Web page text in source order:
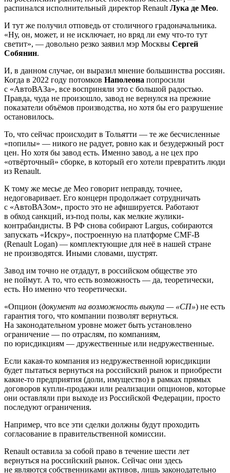
распинался исполнительный директор Renault Лука де Мео.
И тут же получил отповедь от столичного градоначальника.
«Ну, он, может, и не исключает, но вряд ли ему что-то тут
светит», — довольно резко заявил мэр Москвы Сергей
Собянин.
И, в данном случае, он выразил мнение большинства россиян.
Когда в 2022 году потомков Наполеона попросили
с «АвтоВАЗа», все восприняли это с большой радостью.
Правда, чуда не произошло, завод не вернулся на прежние
показатели объёмов производства, но хотя бы его разрушение
остановилось.
То, что сейчас происходит в Тольятти — те же бесчисленные
«попилы» — никого не радует, ровно как и безудержный рост
цен. Но хотя бы завод есть. Именно завод, а не цех про
«отвёрточный» сборке, в который его хотели превратить люди
из Renault.
К тому же месье де Мео говорит неправду, точнее,
недоговаривает. Его концерн продолжает сотрудничать
с «АвтоВАЗом», просто это не афишируется. Работают
в обход санкций, из-под полы, как мелкие жулики-
контрабандисты. В РФ снова собирают Largus, собираются
запускать «Искру», построенную на платформе CMF-B
(Renault Logan) — комплектующие для неё в нашей стране
не производятся. Иными словами, шустрят.
Завод им точно не отдадут, в российском обществе это
не поймут. А то, что есть возможность — да, теоретически,
есть. Но именно что теоретически.
«Опцион (документ на возможность выкупа — «СП») не есть
гарантия того, что компании позволят вернуться.
На законодательном уровне может быть установлено
ограничение — по отраслям, по компаниям,
по юрисдикциям — дружественные или недружественные.
Если какая-то компания из недружественной юрисдикции
будет пытаться вернуться на российский рынок и приобрести
какие-то предприятия (доли, имущество) в рамках прямых
договоров купли-продажи или реализации опционов, которые
они оставляли при выходе из Российской Федерации, просто
последуют ограничения.
Например, что все эти сделки должны будут проходить
согласование в правительственной комиссии.
Renault оставила за собой право в течение шести лет
вернуться на российский рынок. Сейчас они здесь
не являются собственниками активов, лишь законодательно